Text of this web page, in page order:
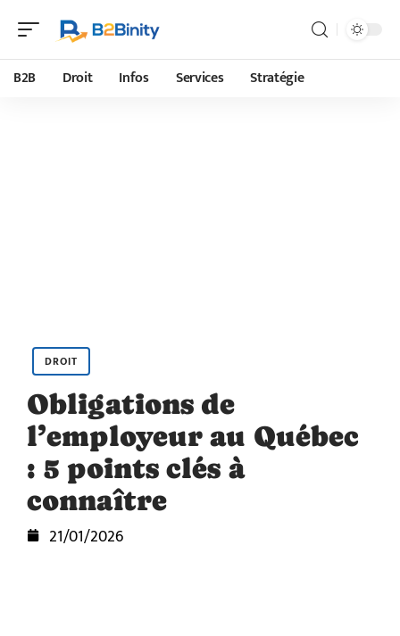
B2B Droit Infos Services Stratégie
DROIT
Obligations de
l’employeur au Québec
: 5 points clés à
connaître
21/01/2026